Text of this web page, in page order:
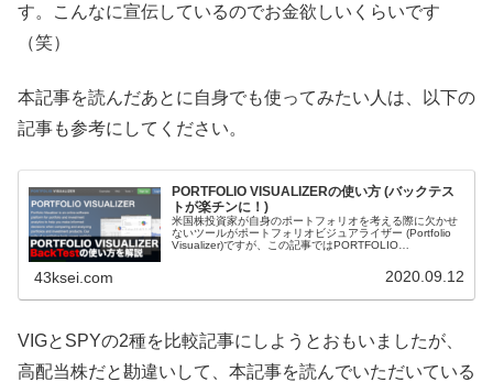
す。こんなに宣伝しているのでお金欲しいくらいです
（笑）
本記事を読んだあとに自身でも使ってみたい人は、以下の
記事も参考にしてください。
PORTFOLIO VISUALIZERの使い方 (バックテス
トが楽チンに！)
米国株投資家が自身のポートフォリオを考える際に欠かせ
ないツールがポートフォリオビジュアライザー (Portfolio
Visualizer)ですが、この記事ではPORTFOLIO
43ksei.com 2020.09.12
VIGとSPYの2種を比較記事にしようとおもいましたが、
高配当株だと勘違いして、本記事を読んでいただいている